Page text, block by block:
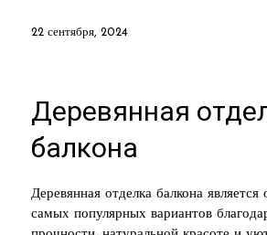
22 сентября, 2024
Деревянная
балкона
Деревянная отделка балкона является
самых популярных вариантов